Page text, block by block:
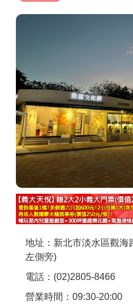
討論區
聯絡我們
APP下載
地址：新北市淡水區觀海
左側旁)
電話：(02)2805-8466
營業時間：09:30-20:00